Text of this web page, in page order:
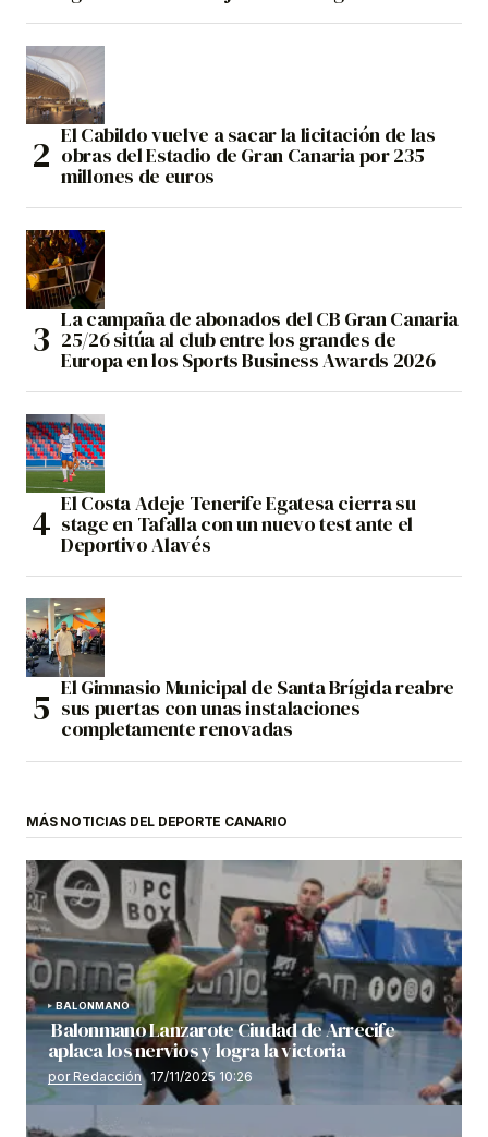
El Cabildo vuelve a sacar la licitación de las
obras del Estadio de Gran Canaria por 235
millones de euros
La campaña de abonados del CB Gran Canaria
25/26 sitúa al club entre los grandes de
Europa en los Sports Business Awards 2026
El Costa Adeje Tenerife Egatesa cierra su
stage en Tafalla con un nuevo test ante el
Deportivo Alavés
El Gimnasio Municipal de Santa Brígida reabre
sus puertas con unas instalaciones
completamente renovadas
MÁS NOTICIAS DEL DEPORTE CANARIO
BALONMANO
Balonmano Lanzarote Ciudad de Arrecife
aplaca los nervios y logra la victoria
por Redacción 17/11/2025 10:26